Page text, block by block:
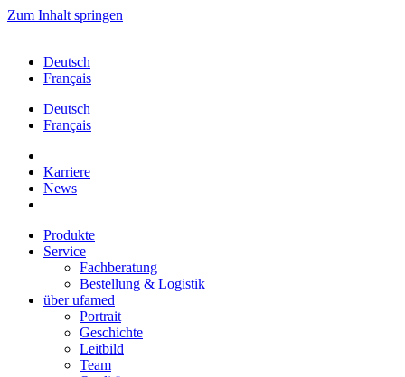
Zum Inhalt springen
Deutsch
Français
Deutsch
Français
Karriere
News
Produkte
Service
Fachberatung
Bestellung & Logistik
über ufamed
Portrait
Geschichte
Leitbild
Team